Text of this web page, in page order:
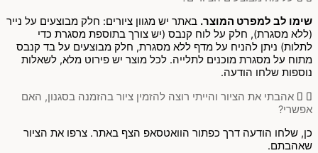
שימו לב למפרט המוצר. באתר יש מגוון ציורים: חלק מבוצעים על נייר
(ללא מסגרת), חלק על לוח קנבס (יש צורך בתוספת מסגרת כדי
לתלות) ניתן להניח על מדף ללא מסגרת, חלק מבוצעים על בד קנבס
מתוח על מסגרת מוכנים לתלייה. לכל מוצר יש פירוט מלא, לשאלות
נוספות שלחו הודעה.
אהבתי את הציור והייתי רוצה להזמין ציור בהזמנה בסגנון, האם
אפשרי?
כן, שלחו הודעה דרך כפתור הוואטסאפ הצף באתר. צרפו את הציור
שאהבתם.